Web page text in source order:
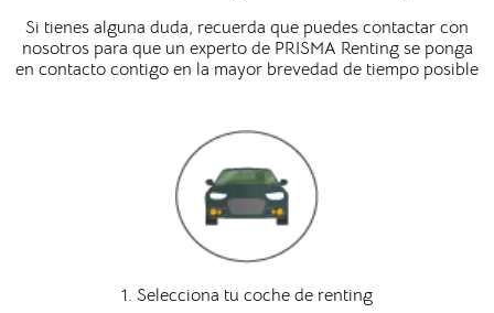
Si tienes alguna duda, recuerda que puedes contactar con
nosotros para que un experto de PRISMA Renting se ponga
en contacto contigo en la mayor brevedad de tiempo posible
1. Selecciona tu coche de renting